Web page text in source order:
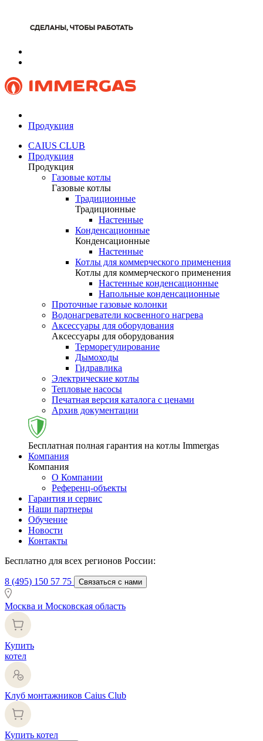
Продукция
CAIUS CLUB
Продукция
Продукция
Газовые котлы
Газовые котлы
Традиционные
Традиционные
Настенные
Конденсационные
Конденсационные
Настенные
Котлы для коммерческого применения
Котлы для коммерческого применения
Настенные конденсационные
Напольные конденсационные
Проточные газовые колонки
Водонагреватели косвенного нагрева
Аксессуары для оборудования
Аксессуары для оборудования
Терморегулирование
Дымоходы
Гидравлика
Электрические котлы
Тепловые насосы
Печатная версия каталога с ценами
Архив документации
Бесплатная полная гарантия на котлы Immergas
Компания
Компания
О Компании
Референц-объекты
Гарантия и сервис
Наши партнеры
Обучение
Новости
Контакты
Бесплатно для всех регионов России:
8 (495) 150 57 75 Связаться с нами
Москва и Московская область
Купить
котел
Клуб монтажников Caius Club
Купить котел